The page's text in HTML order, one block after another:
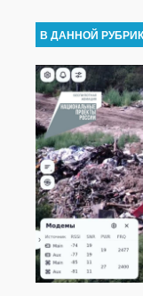
В ДАННОЙ